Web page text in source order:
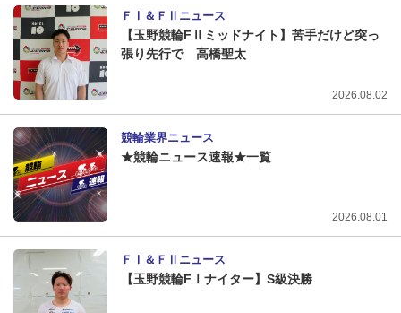
ＦⅠ＆ＦⅡニュース
【玉野競輪FⅡミッドナイト】苦手だけど突っ
張り先行で 高橋聖太
2026.08.02
競輪業界ニュース
★競輪ニュース速報★一覧
2026.08.01
ＦⅠ＆ＦⅡニュース
【玉野競輪FⅠナイター】S級決勝